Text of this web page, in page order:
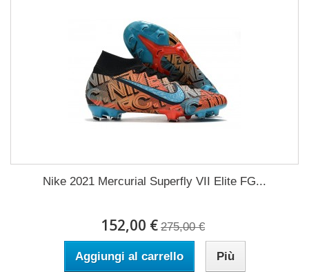
Nike 2021 Mercurial Superfly VII Elite FG...
152,00 € 275,00 €
Aggiungi al carrello Più